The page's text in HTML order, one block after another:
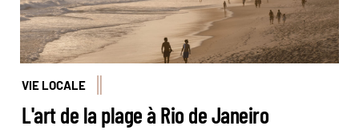
VIE LOCALE
L'art de la plage à Rio de Janeiro